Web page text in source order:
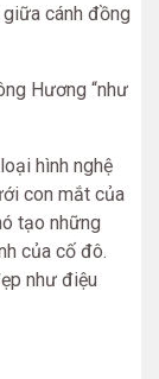
cánh đồng
Hương “như
hình nghệ
con mắt của
tạo những
của cố đô.
như điệu